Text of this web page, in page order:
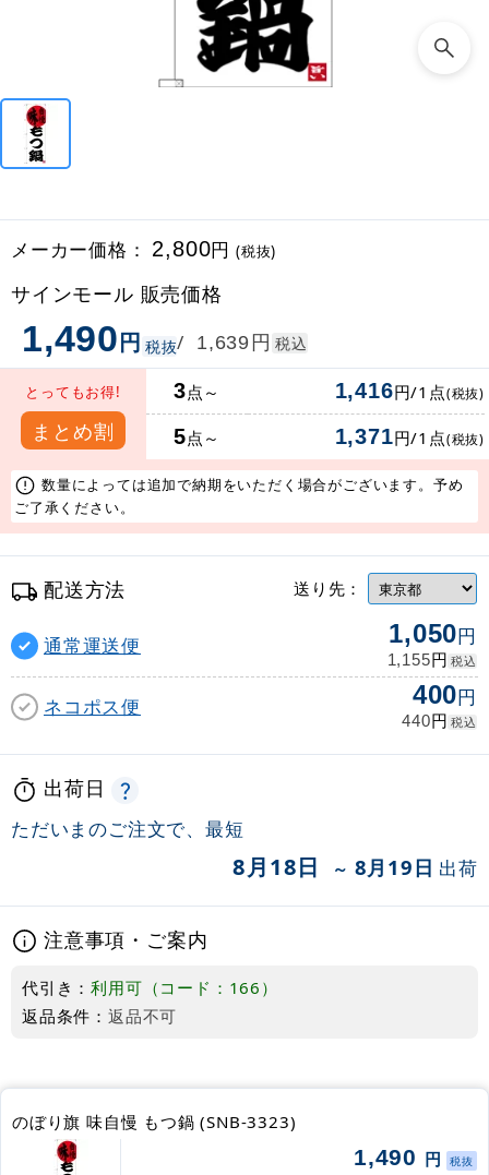
メーカー価格： 2,800円(税抜)
サインモール 販売価格
1,490円 税抜/ 1,639円 税込
とってもお得!
まとめ割
3点～ 1,416円/1点(税抜)
5点～ 1,371円/1点(税抜)
数量によっては追加で納期をいただく場合がございます。予め
ご了承ください。
配送方法 送り先：
通常運送便 1,050円
1,155円 税込
ネコポス便 400円
440円 税込
出荷日
ただいまのご注文で、最短
8月18日 ～ 8月19日 出荷
注意事項・ご案内
代引き：利用可（コード：166）
返品条件： 返品不可
のぼり旗 味自慢 もつ鍋 (SNB-3323)
1,490 円 税抜